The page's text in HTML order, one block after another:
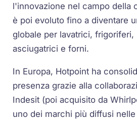
l'innovazione nel campo della
è poi evoluto fino a diventare
globale per lavatrici, frigoriferi,
asciugatrici e forni.
In Europa, Hotpoint ha
presenza grazie alla
Indesit (poi acquisito da
uno dei marchi più diffusi